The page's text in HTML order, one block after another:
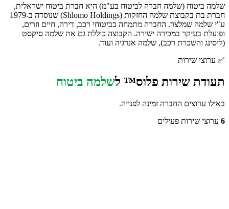
שלמה ביטוח (שלמה חברה לביטוח בע"מ) היא חברת ביטוח ישראלית,
חברת בת בקבוצת שלמה החזקות (Shlomo Holdings) שנוסדה ב-1979
ע"י שלמה שמלצר. החברה מתמחה בביטוחי רכב, דירה, חיים וזרים,
ופועלת בעיקר במכירה ישירה. הקבוצה כוללת גם את שלמה סיקסט
(ליסינג והשכרת רכב), שלמה אנרגיה ועוד.
✅ ערוצי שירות
תעודת שירות פלוס™ לשלמה ביטוח
באילו ערוצים החברה זמינה לפנייה.
6 ערוצי שירות פעילים